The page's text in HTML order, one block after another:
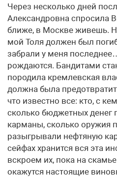
Через несколько дней
Александровна спросила
ближе, в Москве живешь.
мой Толя должен был
забрали у меня
рождаются. Бандитами
породила кремлевская
должна была
что известно все: кто, с
сколько бюджетных денег
карманы, сколько оружия
разыгрывали нефтяную
сейфах хранится вся эта
вскроем их, пока на
окажутся настоящие